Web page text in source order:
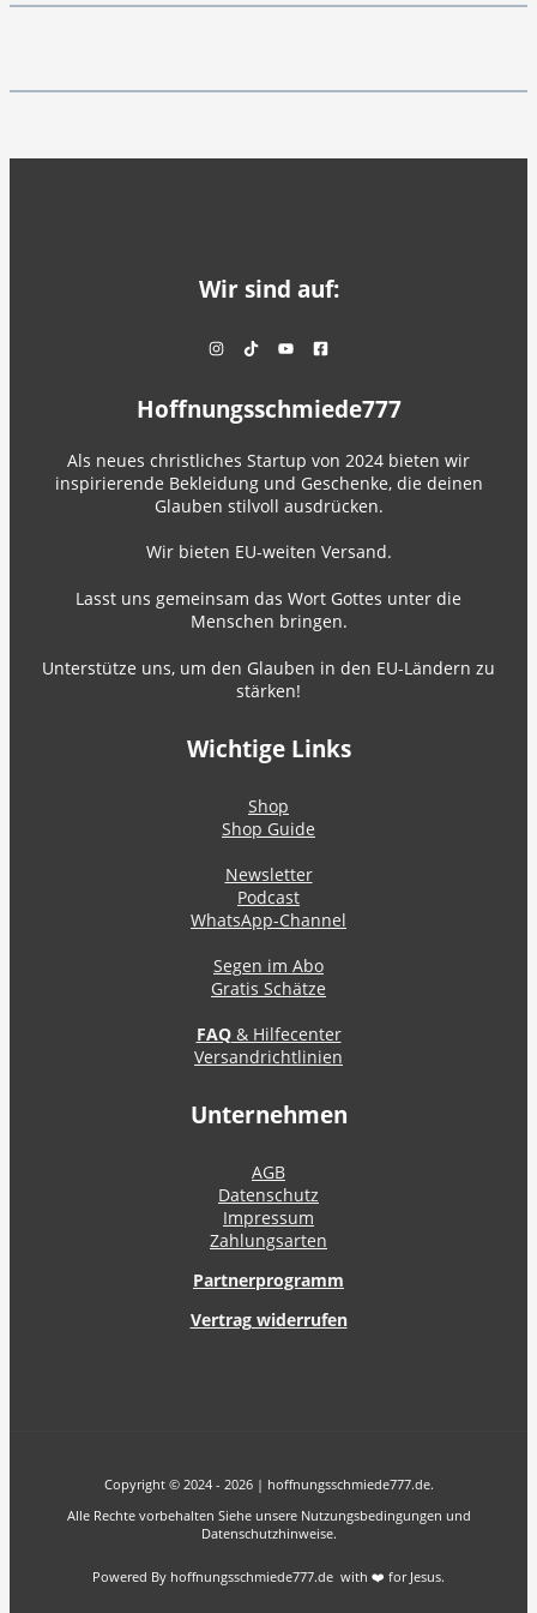
Wir sind auf:
Hoffnungsschmiede777
Als neues christliches Startup von 2024 bieten wir
inspirierende Bekleidung und Geschenke, die deinen
Glauben stilvoll ausdrücken.
Wir bieten EU-weiten Versand.
Lasst uns gemeinsam das Wort Gottes unter die
Menschen bringen.
Unterstütze uns, um den Glauben in den EU-Ländern zu
stärken!
Wichtige Links
Shop
Shop Guide
Newsletter
Podcast
WhatsApp-Channel
Segen im Abo
Gratis Schätze
FAQ& Hilfecenter
Versandrichtlinien
Unternehmen
AGB
Datenschutz
Impressum
Zahlungsarten
Partnerprogramm
Vertrag widerrufen
Copyright © 2024 - 2026 | hoffnungsschmiede777.de.
Alle Rechte vorbehalten Siehe unsere Nutzungsbedingungen und
Datenschutzhinweise.
Powered By hoffnungsschmiede777.de with ❤️ for Jesus.